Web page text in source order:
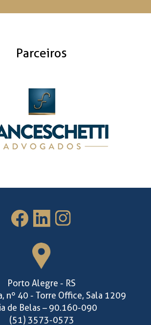
Parceiros
Porto Alegre - RS
nº 40 - Torre Office, Sala 1209
de Belas – 90.160-090
(51) 3573-0573